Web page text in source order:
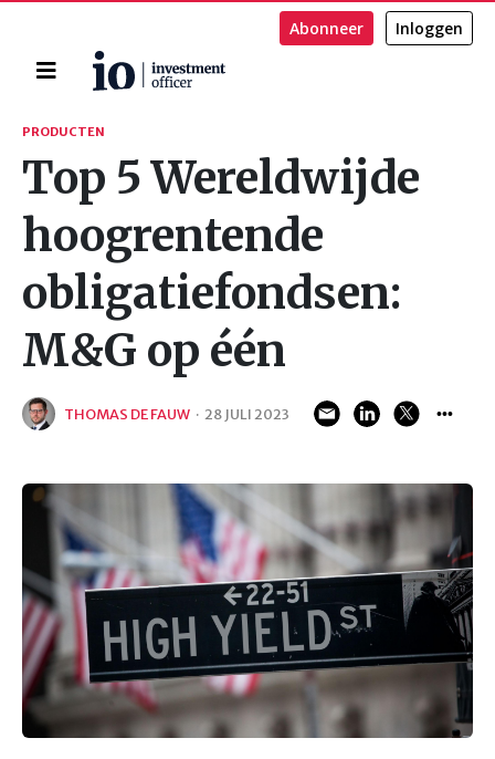
Home
Abonneer Inloggen
Zoeken
PRODUCTEN
Top 5 Wereldwijde
hoogrentende
obligatiefondsen:
M&G op één
THOMAS DE FAUW · 28 JULI 2023